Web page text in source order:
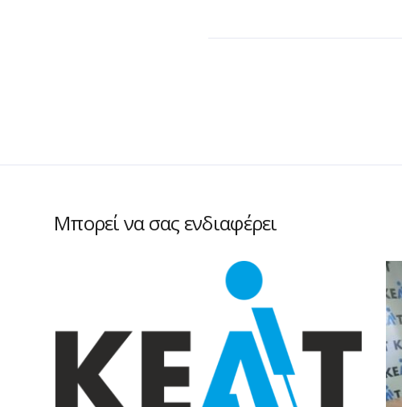
Μπορεί να σας ενδιαφέρει